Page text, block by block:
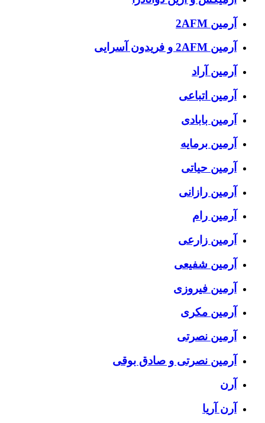
آرمین 2AFM
آرمین 2AFM و فریدون آسرایی
آرمین آراد
آرمین اتباعی
آرمین بابادی
آرمین برمایه
آرمین حیاتی
آرمین رازانی
آرمین رام
آرمین زارعی
آرمین شفیعی
آرمین فیروزی
آرمین مکری
آرمین نصرتی
آرمین نصرتی و صادق بوقی
آرن
آرن آریا